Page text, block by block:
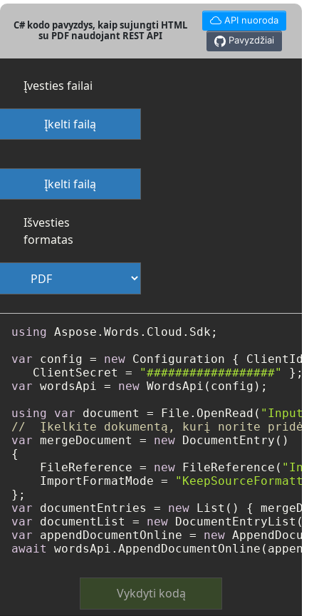
C# kodo pavyzdys, kaip sujungti HTML
su PDF naudojant REST API
API nuoroda
Pavyzdžiai
Įvesties failai
Įkelti failą
Įkelti failą
Išvesties
formatas
using Aspose.Words.Cloud.Sdk;
var config = new Configuration { ClientId
   ClientSecret =
"##################"
var wordsApi = new WordsApi(config);
using
var document = File.OpenRead(
//  Įkelkite dokumentą, kurį norite pridėti
var mergeDocument = new DocumentEntry()
{
    FileReference =
new FileReference(
    ImportFormatMode =
var documentEntries = new
var documentList = new
var appendDocumentOnline = new
await
Vykdyti kodą